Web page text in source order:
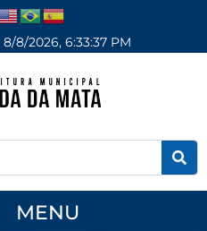
8/8/2026, 6:33:37 PM
MENU